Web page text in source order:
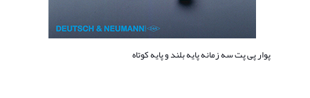
پوار پی پت سه زمانه پایه بلند و پایه کوتاه